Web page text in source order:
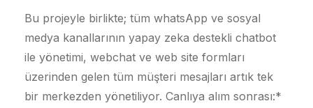
Bu projeyle birlikte; tüm whatsApp ve sosyal
medya kanallarının yapay zeka destekli chatbot
ile yönetimi, webchat ve web site formları
üzerinden gelen tüm müşteri mesajları artık tek
bir merkezden yönetiliyor. Canlıya alım sonrası:*